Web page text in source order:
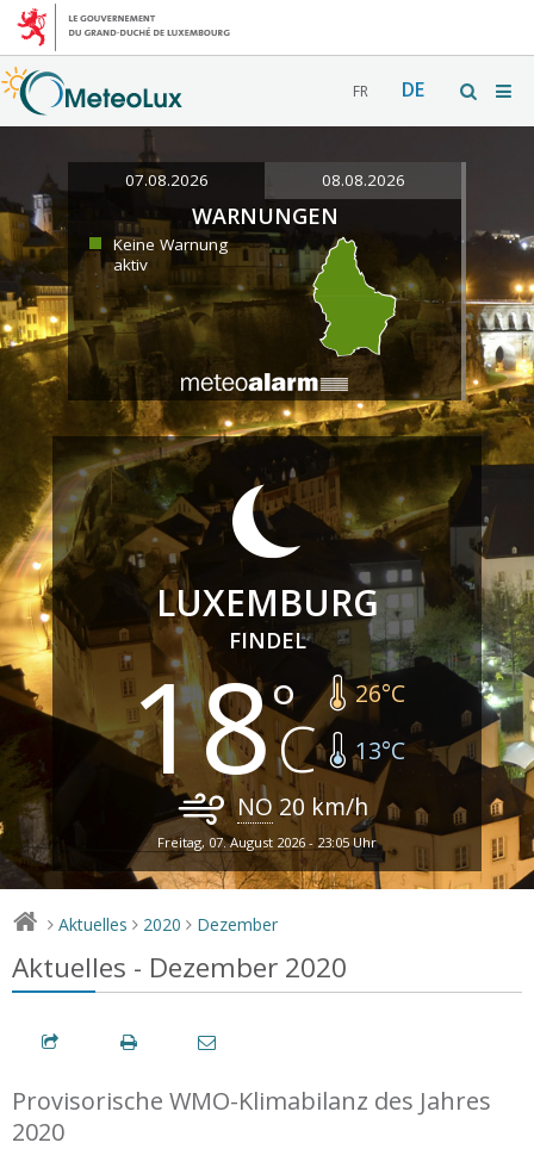
FR DE
07.08.2026 08.08.2026
WARNUNGEN
Keine Warnung
aktiv
LUXEMBURG
FINDEL
18 26°C
13°C
NO 20 km/h
Freitag, 07. August 2026 - 23:05 Uhr
> Aktuelles > 2020 > Dezember
Aktuelles - Dezember 2020
Provisorische WMO-Klimabilanz des Jahres
2020